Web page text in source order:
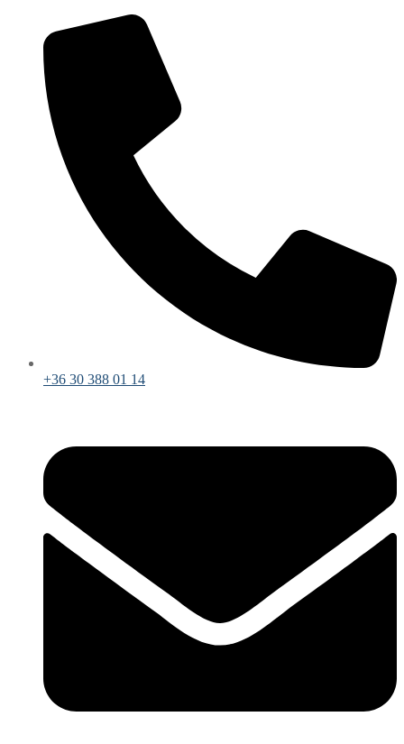
+36 30 388 01 14